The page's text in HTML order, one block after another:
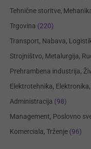
Tehnične storitve,
Trgovina (220)
Transport, Nabava,
Strojništvo, Metalurgija,
Prehrambena industrija,
Elektrotehnika,
Administracija (98)
Management, Poslovno
Komerciala, Trženje (96)